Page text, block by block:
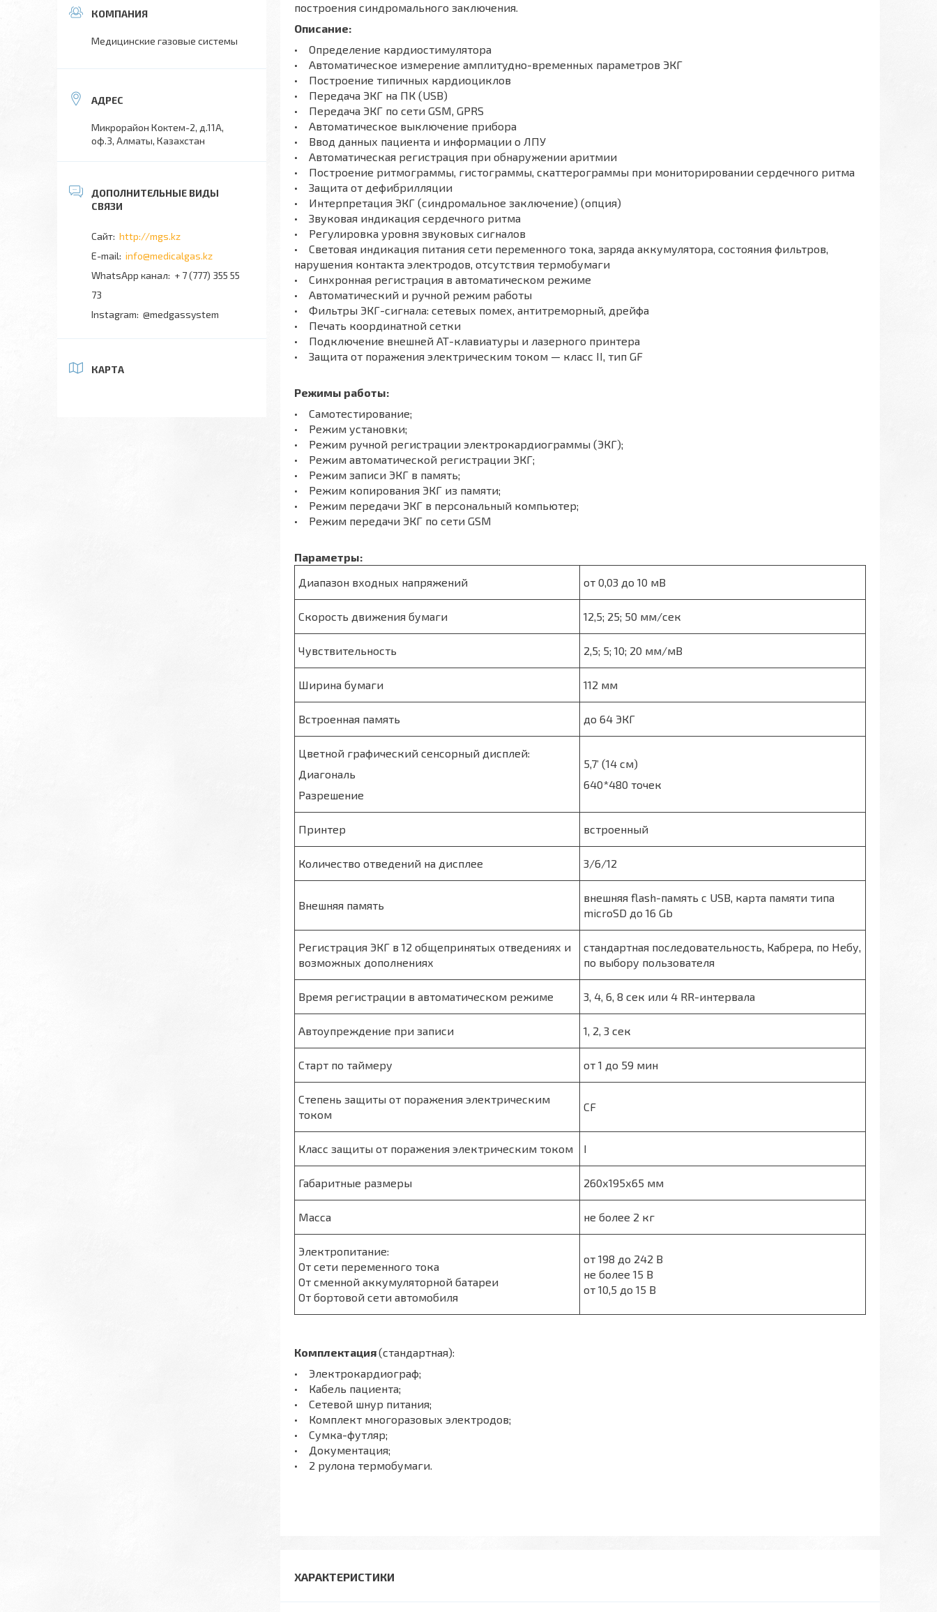
построения синдромального заключения.
Описание:
• Определение кардиостимулятора
• Автоматическое измерение амплитудно-временных параметров ЭКГ
• Построение типичных кардиоциклов
• Передача ЭКГ на ПК (USB)
• Передача ЭКГ по сети GSM, GPRS
• Автоматическое выключение прибора
• Ввод данных пациента и информации о ЛПУ
• Автоматическая регистрация при обнаружении аритмии
• Построение ритмограммы, гистограммы, скаттерограммы при мониторировании сердечного ритма
• Защита от дефибрилляции
• Интерпретация ЭКГ (синдромальное заключение) (опция)
• Звуковая индикация сердечного ритма
• Регулировка уровня звуковых сигналов
• Световая индикация питания сети переменного тока, заряда аккумулятора, состояния фильтров,
нарушения контакта электродов, отсутствия термобумаги
• Синхронная регистрация в автоматическом режиме
• Автоматический и ручной режим работы
• Фильтры ЭКГ-сигнала: сетевых помех, антитреморный, дрейфа
• Печать координатной сетки
• Подключение внешней АТ-клавиатуры и лазерного принтера
• Защита от поражения электрическим током — класс II, тип GF
Режимы работы:
• Самотестирование;
• Режим установки;
• Режим ручной регистрации электрокардиограммы (ЭКГ);
• Режим автоматической регистрации ЭКГ;
• Режим записи ЭКГ в память;
• Режим копирования ЭКГ из памяти;
• Режим передачи ЭКГ в персональный компьютер;
• Режим передачи ЭКГ по сети GSM
Параметры:
Диапазон входных напряжений
от 0,03 до 10 мВ
Скорость движения бумаги 12,5; 25; 50 мм/сек
Чувствительность 2,5; 5; 10; 20 мм/мВ
Ширина бумаги 112 мм
Встроенная память до 64 ЭКГ
Цветной графический сенсорный дисплей:
Диагональ
Разрешение
5,7’ (14 см)
640*480 точек
Принтер встроенный
Количество отведений на дисплее 3/6/12
Внешняя память
внешняя flash-память с USB, карта памяти типа
microSD до 16 Gb
Регистрация ЭКГ в 12 общепринятых отведениях и
возможных дополнениях
стандартная последовательность, Кабрера, по Небу,
по выбору пользователя
Время регистрации в автоматическом режиме 3, 4, 6, 8 сек или 4 RR-интервала
Автоупреждение при записи 1, 2, 3 сек
Старт по таймеру от 1 до 59 мин
Степень защиты от поражения электрическим
током
CF
Класс защиты от поражения электрическим током I
Габаритные размеры 260х195х65 мм
Масса не более 2 кг
Электропитание:
От сети переменного тока
От сменной аккумуляторной батареи
От бортовой сети автомобиля
от 198 до 242 В
не более 15 В
от 10,5 до 15 В
Комплектация(стандартная):
• Электрокардиограф;
• Кабель пациента;
• Сетевой шнур питания;
• Комплект многоразовых электродов;
• Сумка-футляр;
• Документация;
• 2 рулона термобумаги.
ХАРАКТЕРИСТИКИ
Медицинские газовые системы
Микрорайон Коктем-2, д.11А,
оф.3, Алматы, Казахстан
http://mgs.kz
info@medicalgas.kz
WhatsApp канал
+ 7 (777) 355 55
73
Instagram @medgassystem
КАРТА